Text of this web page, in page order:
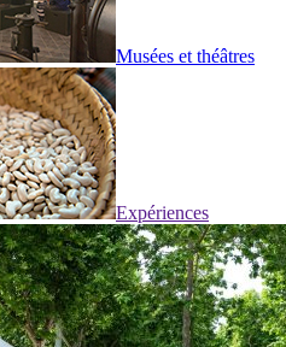
Musées et théâtres
Expériences